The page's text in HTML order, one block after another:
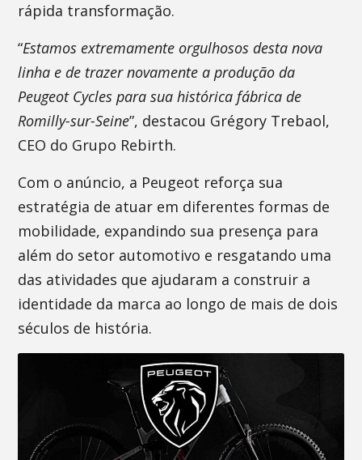
rápida transformação.
“Estamos extremamente orgulhosos desta nova
linha e de trazer novamente a produção da
Peugeot Cycles para sua histórica fábrica de
Romilly-sur-Seine”, destacou Grégory Trebaol,
CEO do Grupo Rebirth.
Com o anúncio, a Peugeot reforça sua
estratégia de atuar em diferentes formas de
mobilidade, expandindo sua presença para
além do setor automotivo e resgatando uma
das atividades que ajudaram a construir a
identidade da marca ao longo de mais de dois
séculos de história.